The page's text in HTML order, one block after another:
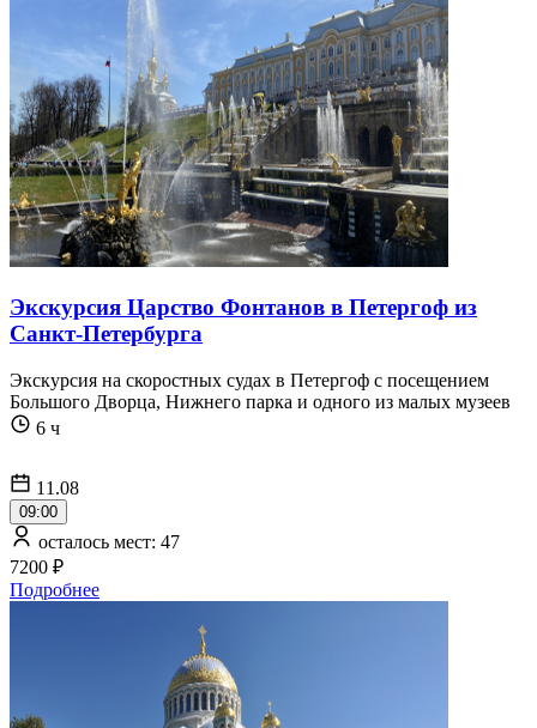
Экскурсия Царство Фонтанов в Петергоф из
Санкт-Петербурга
Экскурсия на скоростных судах в Петергоф с посещением
Большого Дворца, Нижнего парка и одного из малых музеев
6 ч
11.08
09:00
осталось мест: 47
7200 ₽
Подробнее